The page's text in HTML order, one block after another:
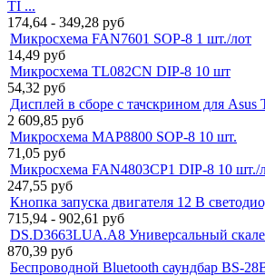
TI ...
174,64 - 349,28 руб
Микросхема FAN7601 SOP-8 1 шт./лот
14,49 руб
Микросхема TL082CN DIP-8 10 шт
54,32 руб
Дисплей в сборе с тачскрином для Asus
2 609,85 руб
Микросхема MAP8800 SOP-8 10 шт.
71,05 руб
Микросхема FAN4803CP1 DIP-8 10 шт./
247,55 руб
Кнопка запуска двигателя 12 В
715,94 - 902,61 руб
DS.D3663LUA.A8 Универсальный
870,39 руб
Беспроводной Bluetooth саундбар BS-